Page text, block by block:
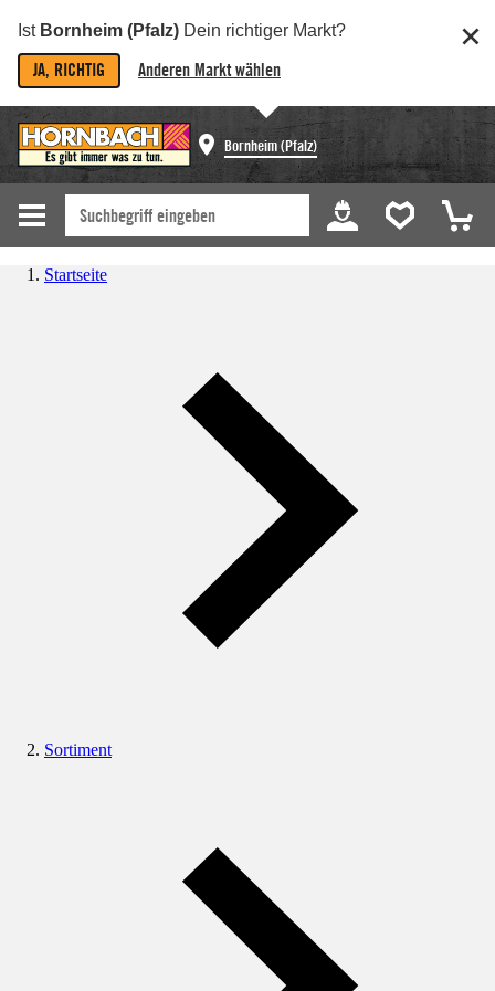
Ist Bornheim (Pfalz) Dein richtiger Markt?
JA, RICHTIG Anderen Markt wählen
Bornheim (Pfalz)
Startseite
Sortiment